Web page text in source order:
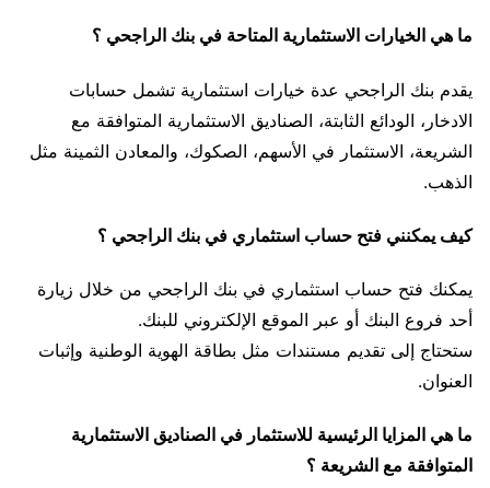
ما هي الخيارات الاستثمارية المتاحة في بنك الراجحي ؟
يقدم بنك الراجحي عدة خيارات استثمارية تشمل حسابات
الادخار، الودائع الثابتة، الصناديق الاستثمارية المتوافقة مع
الشريعة، الاستثمار في الأسهم، الصكوك، والمعادن الثمينة مثل
الذهب.
كيف يمكنني فتح حساب استثماري في بنك الراجحي ؟
يمكنك فتح حساب استثماري في بنك الراجحي من خلال زيارة
أحد فروع البنك أو عبر الموقع الإلكتروني للبنك.
ستحتاج إلى تقديم مستندات مثل بطاقة الهوية الوطنية وإثبات
العنوان.
ما هي المزايا الرئيسية للاستثمار في الصناديق الاستثمارية
المتوافقة مع الشريعة ؟